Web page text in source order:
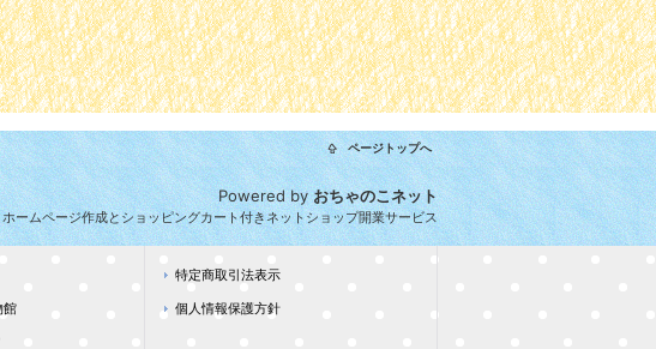
ページトップへ
Powered byおちゃのこネット
ホームページ作成とショッピングカート付きネットショップ開業サービス
館
特定商取引法表示
個人情報保護方針